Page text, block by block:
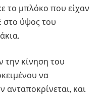
το μπλόκο που είχαν
στο ύψος του
την κίνηση του
να
ανταποκρίνεται, και